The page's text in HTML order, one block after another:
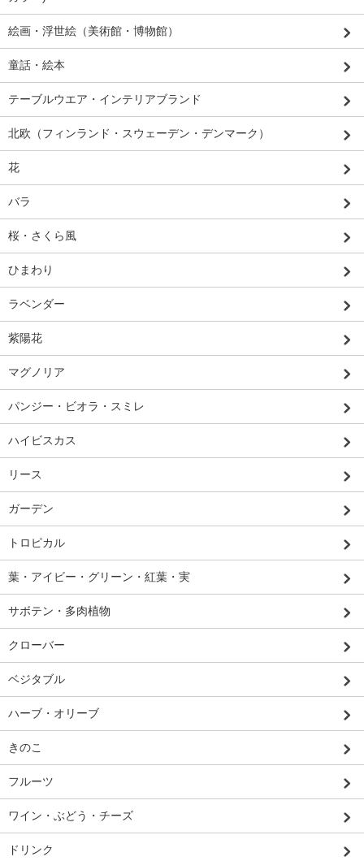
絵画・浮世絵（美術館・博物館）
童話・絵本
テーブルウエア・インテリアブランド
北欧（フィンランド・スウェーデン・デンマーク）
花
バラ
桜・さくら風
ひまわり
ラベンダー
紫陽花
マグノリア
パンジー・ビオラ・スミレ
ハイビスカス
リース
ガーデン
トロピカル
葉・アイビー・グリーン・紅葉・実
サボテン・多肉植物
クローバー
ベジタブル
ハーブ・オリーブ
きのこ
フルーツ
ワイン・ぶどう・チーズ
ドリンク